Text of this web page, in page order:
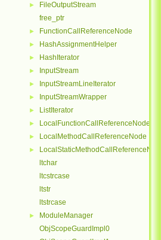
►
FileOutputStream
free_ptr
► FunctionCallReferenceNode
► HashAssignmentHelper
► HashIterator
► InputStream
► InputStreamLineIterator
► InputStreamWrapper
► ListIterator
► LocalFunctionCallReferenceNode
► LocalMethodCallReferenceNode
►
LocalStaticMethodCallReferenceNode
ltchar
ltcstrcase
ltstr
ltstrcase
►
ModuleManager
ObjScopeGuardImpl0